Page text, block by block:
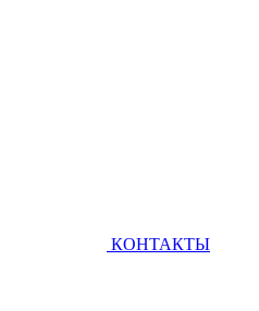
КОНТАКТЫ